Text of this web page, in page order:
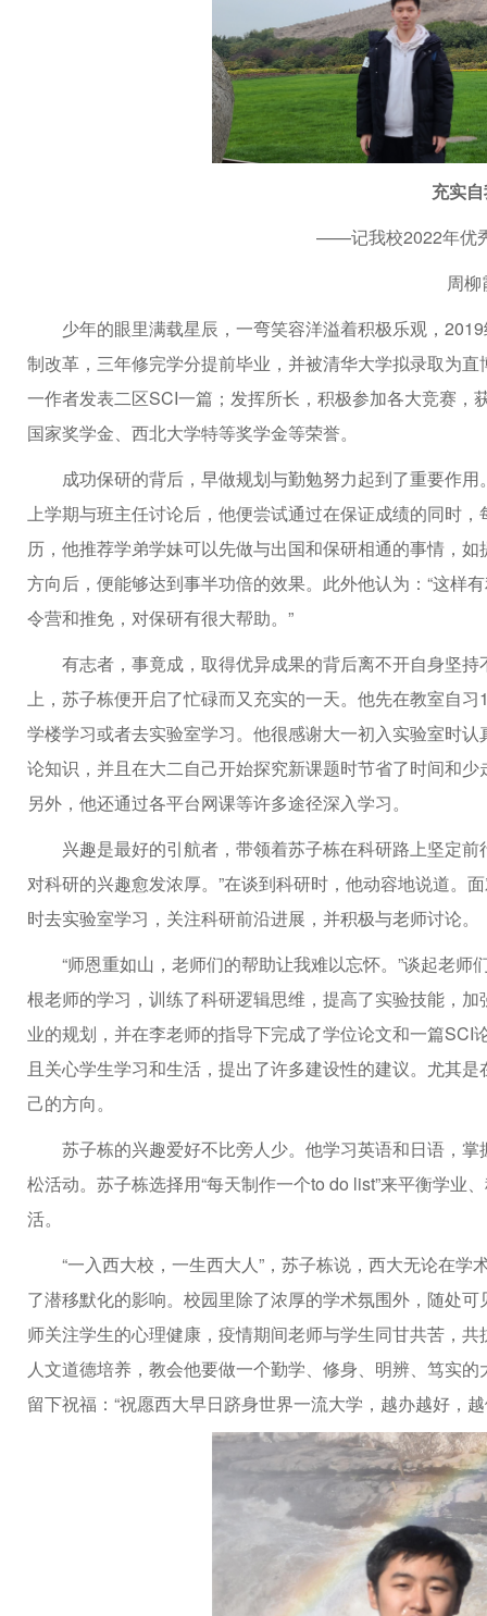
充实
——记我校2022年优
周
少年的眼里满载星辰，一弯笑容洋溢着积极乐观，
制改革，三年修完学分提前毕业，并被清华大学拟录取为
一作者发表二区SCI一篇；发挥所长，积极参加各大竞赛，
国家奖学金、西北大学特等奖学金等荣誉。
成功保研的背后，早做规划与勤勉努力起到了重要作
上学期与班主任讨论后，他便尝试通过在保证成绩的同时
历，他推荐学弟学妹可以先做与出国和保研相通的事情，
方向后，便能够达到事半功倍的效果。此外他认为：“这样
令营和推免，对保研有很大帮助。”
有志者，事竟成，取得优异成果的背后离不开自身坚
上，苏子栋便开启了忙碌而又充实的一天。他先在教室自
学楼学习或者去实验室学习。他很感谢大一初入实验室时
论知识，并且在大二自己开始探究新课题时节省了时间和
另外，他还通过各平台网课等许多途径深入学习。
兴趣是最好的引航者，带领着苏子栋在科研路上坚定
对科研的兴趣愈发浓厚。”在谈到科研时，他动容地说道。
时去实验室学习，关注科研前沿进展，并积极与老师讨论。
“师恩重如山，老师们的帮助让我难以忘怀。”谈起老
根老师的学习，训练了科研逻辑思维，提高了实验技能，
业的规划，并在李老师的指导下完成了学位论文和一篇
且关心学生学习和生活，提出了许多建设性的建议。尤其
己的方向。
苏子栋的兴趣爱好不比旁人少。他学习英语和日语，
松活动。苏子栋选择用“每天制作一个to do list”来平衡学
活。
“一入西大校，一生西大人”，苏子栋说，西大无论在
了潜移默化的影响。校园里除了浓厚的学术氛围外，随处
师关注学生的心理健康，疫情期间老师与学生同甘共苦，
人文道德培养，教会他要做一个勤学、修身、明辨、笃实
留下祝福：“祝愿西大早日跻身世界一流大学，越办越好，